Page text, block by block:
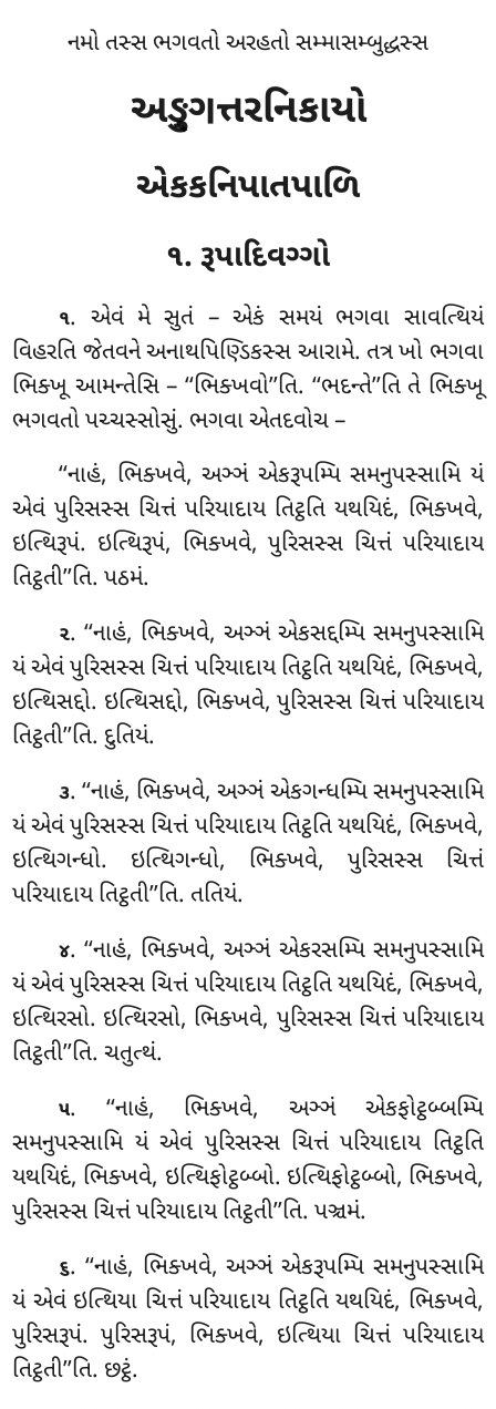
નમો તસ્સ ભગવતો અરહતો સમ્માસમ્બુદ્ધસ્સ
અઙ્ગુત્તરનિકાયો
એકકનિપાતપાળિ
૧. રૂપાદિવગ્ગો
૧. એવં મે સુતં – એકં સમયં ભગવા સાવત્થિયં
વિહરતિ જેતવને અનાથપિણ્ડિકસ્સ આરામે. તત્ર ખો ભગવા
ભિક્ખૂ આમન્તેસિ – ‘‘ભિક્ખવો’’તિ. ‘‘ભદન્તે’’તિ તે ભિક્ખૂ
ભગવતો પચ્ચસ્સોસું. ભગવા એતદવોચ –
‘‘નાહં, ભિક્ખવે, અઞ્ઞં એકરૂપમ્પિ સમનુપસ્સામિ યં
એવં પુરિસસ્સ ચિત્તં પરિયાદાય તિટ્ઠતિ યથયિદં, ભિક્ખવે,
ઇત્થિરૂપં. ઇત્થિરૂપં, ભિક્ખવે, પુરિસસ્સ ચિત્તં પરિયાદાય
તિટ્ઠતી’’તિ. પઠમં.
૨. ‘‘નાહં, ભિક્ખવે, અઞ્ઞં એકસદ્દમ્પિ સમનુપસ્સામિ
યં એવં પુરિસસ્સ ચિત્તં પરિયાદાયતિટ્ઠતિ યથયિદં, ભિક્ખવે,
ઇત્થિસદ્દો. ઇત્થિસદ્દો, ભિક્ખવે, પુરિસસ્સ ચિત્તં પરિયાદાય
તિટ્ઠતી’’તિ. દુતિયં.
૩. ‘‘નાહં, ભિક્ખવે, અઞ્ઞં એકગન્ધમ્પિ સમનુપસ્સામિ
યં એવં પુરિસસ્સ ચિત્તં પરિયાદાય તિટ્ઠતિ યથયિદં, ભિક્ખવે,
ઇત્થિગન્ધો. ઇત્થિગન્ધો, ભિક્ખવે, પુરિસસ્સ ચિત્તં
પરિયાદાય તિટ્ઠતી’’તિ. તતિયં.
૪. ‘‘નાહં, ભિક્ખવે, અઞ્ઞં એકરસમ્પિ સમનુપસ્સામિ
યં એવં પુરિસસ્સ ચિત્તં પરિયાદાય તિટ્ઠતિ યથયિદં, ભિક્ખવે,
ઇત્થિરસો. ઇત્થિરસો, ભિક્ખવે, પુરિસસ્સ ચિત્તં પરિયાદાય
તિટ્ઠતી’’તિ. ચતુત્થં.
૫. ‘‘નાહં, ભિક્ખવે, અઞ્ઞં એકફોટ્ઠબ્બમ્પિ
સમનુપસ્સામિ યં એવં પુરિસસ્સ ચિત્તં પરિયાદાય તિટ્ઠતિ
યથયિદં, ભિક્ખવે, ઇત્થિફોટ્ઠબ્બો. ઇત્થિફોટ્ઠબ્બો, ભિક્ખવે,
પુરિસસ્સ ચિત્તં પરિયાદાય તિટ્ઠતી’’તિ. પઞ્ચમં.
૬. ‘‘નાહં, ભિક્ખવે, અઞ્ઞં એકરૂપમ્પિ સમનુપસ્સામિ
યં એવં ઇત્થિયા ચિત્તં પરિયાદાય તિટ્ઠતિ યથયિદં, ભિક્ખવે,
પુરિસરૂપં. પુરિસરૂપં, ભિક્ખવે, ઇત્થિયા ચિત્તં પરિયાદાય
તિટ્ઠતી’’તિ. છટ્ઠં.